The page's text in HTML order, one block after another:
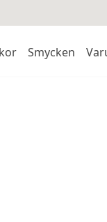
Smycken